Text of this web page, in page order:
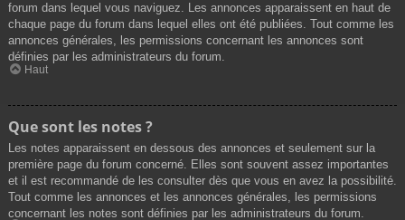
forum dans lequel vous naviguez. Les annonces apparaissent en haut de
chaque page du forum dans lequel elles ont été publiées. Tout comme les
annonces générales, les permissions concernant les annonces sont
définies par les administrateurs du forum.
Haut
Que sont les notes ?
Les notes apparaissent en dessous des annonces et seulement sur la
première page du forum concerné. Elles sont souvent assez importantes
et il est recommandé de les consulter dès que vous en avez la possibilité.
Tout comme les annonces et les annonces générales, les permissions
concernant les notes sont définies par les administrateurs du forum.